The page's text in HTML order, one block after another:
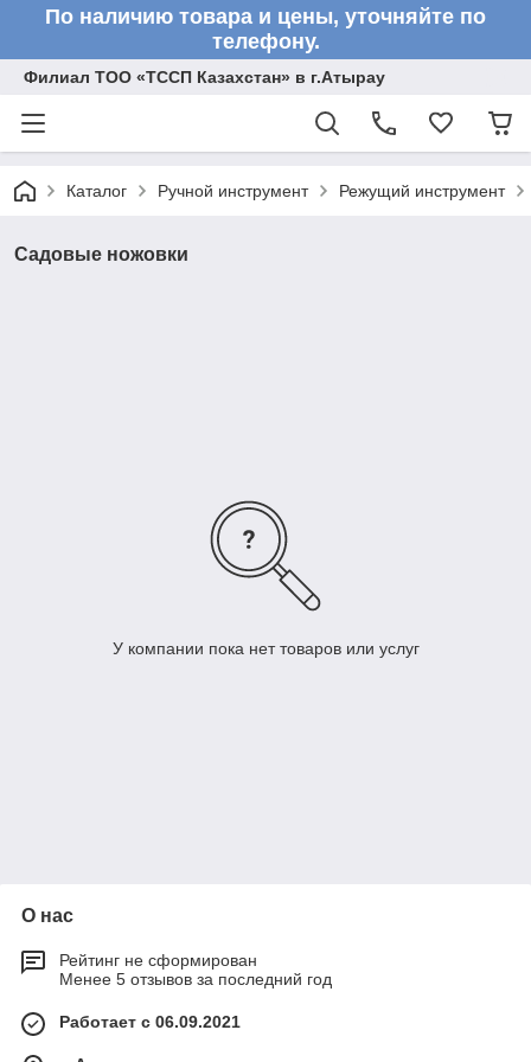
По наличию товара и цены, уточняйте по
телефону.
Филиал ТОО «ТССП Казахстан» в г.Атырау
Каталог Ручной инструмент Режущий инструмент
Садовые ножовки
У компании пока нет товаров или услуг
О нас
Рейтинг не сформирован
Менее 5 отзывов за последний год
Работает с 06.09.2021